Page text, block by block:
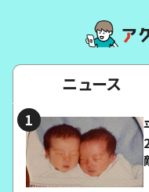
ニュース